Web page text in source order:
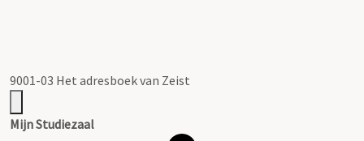
9001-03 Het adresboek van Zeist
Mijn Studiezaal